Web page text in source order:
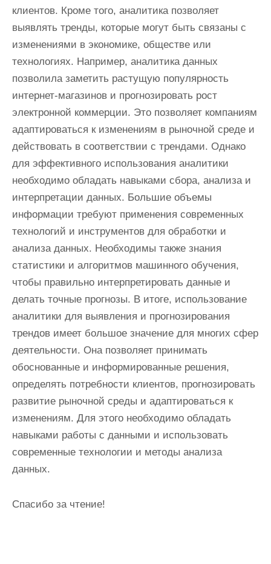
клиентов. Кроме того, аналитика позволяет
выявлять тренды, которые могут быть связаны с
изменениями в экономике, обществе или
технологиях. Например, аналитика данных
позволила заметить растущую популярность
интернет-магазинов и прогнозировать рост
электронной коммерции. Это позволяет компаниям
адаптироваться к изменениям в рыночной среде и
действовать в соответствии с трендами. Однако
для эффективного использования аналитики
необходимо обладать навыками сбора, анализа и
интерпретации данных. Большие объемы
информации требуют применения современных
технологий и инструментов для обработки и
анализа данных. Необходимы также знания
статистики и алгоритмов машинного обучения,
чтобы правильно интерпретировать данные и
делать точные прогнозы. В итоге, использование
аналитики для выявления и прогнозирования
трендов имеет большое значение для многих сфер
деятельности. Она позволяет принимать
обоснованные и информированные решения,
определять потребности клиентов, прогнозировать
развитие рыночной среды и адаптироваться к
изменениям. Для этого необходимо обладать
навыками работы с данными и использовать
современные технологии и методы анализа
данных.
Спасибо за чтение!